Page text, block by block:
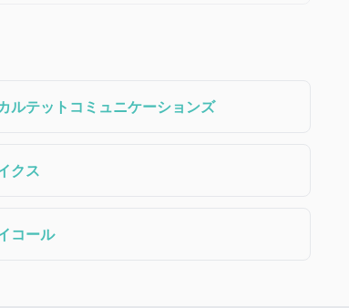
ルテットコミュニケーションズ
クス
コール